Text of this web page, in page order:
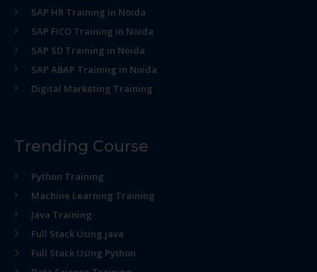
SAP HR Training in Noida
SAP FICO Training in Noida
SAP SD Training in Noida
SAP ABAP Training in Noida
Digital Marketing Training
Trending Course
Python Training
Machine Learning Training
Java Training
Full Stack Using java
Full Stack Using Python